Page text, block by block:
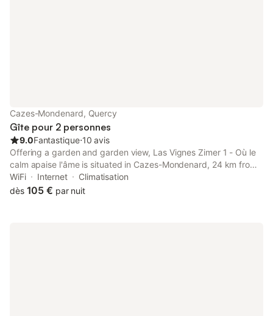
Cazes-Mondenard, Quercy
Gîte pour 2 personnes
9.0Fantastique⋅10 avis
Offering a garden and garden view, Las Vignes Zimer 1 - Où le
calm apaise l'âme is situated in Cazes-Mondenard, 24 km from
Les Aiguillons Golf Course and 31 km from Montauban Train
Station.
WiFi Internet
Climatisation
dès 105 € par nuit